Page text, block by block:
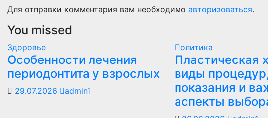
Для отправки комментария вам необходимо авторизоваться.
You missed
Здоровье
Особенности лечения
периодонтита у взрослых
29.07.2026 admin1
Политика
Пластическая
виды процедур,
показания и
аспекты